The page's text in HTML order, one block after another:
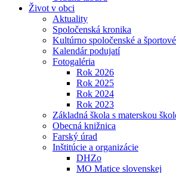
Život v obci
Aktuality
Spoločenská kronika
Kultúrno spoločenské a
Kalendár podujatí
Fotogaléria
Rok 2026
Rok 2025
Rok 2024
Rok 2023
Základná škola s materskou
Obecná knižnica
Farský úrad
Inštitúcie a organizácie
DHZo
MO Matice slovenskej